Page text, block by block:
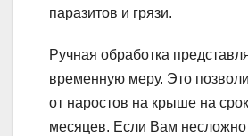
паразитов и грязи.
Ручная обработка
временную меру. Это
от наростов на крыше на
месяцев. Если Вам